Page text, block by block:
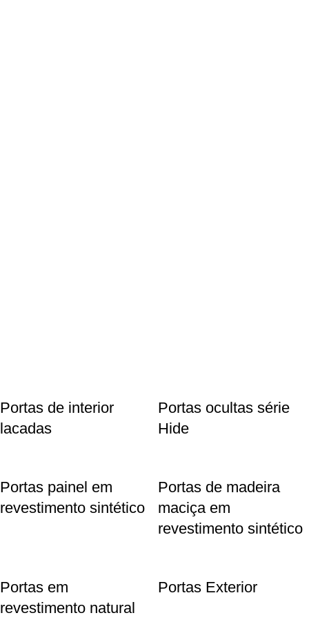
Portas de interior
lacadas
Portas ocultas série
Hide
Portas painel em
revestimento sintético
Portas de madeira
maciça em
revestimento sintético
Portas em
revestimento natural
Portas Exterior